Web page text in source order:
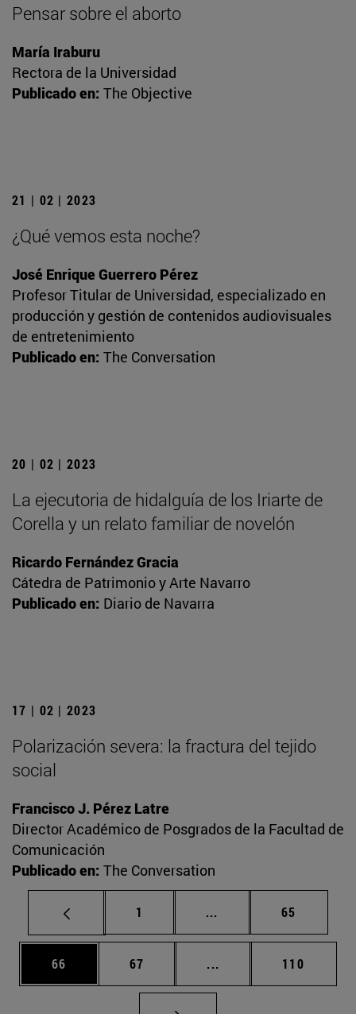
Pensar sobre el aborto
María Iraburu
Rectora de la Universidad
Publicado en: The Objective
21 | 02 | 2023
¿Qué vemos esta noche?
José Enrique Guerrero Pérez
Profesor Titular de Universidad, especializado en
producción y gestión de contenidos audiovisuales
de entretenimiento
Publicado en: The Conversation
20 | 02 | 2023
La ejecutoria de hidalguía de los Iriarte de
Corella y un relato familiar de novelón
Ricardo Fernández Gracia
Cátedra de Patrimonio y Arte Navarro
Publicado en: Diario de Navarra
17 | 02 | 2023
Polarización severa: la fractura del tejido
social
Francisco J. Pérez Latre
Director Académico de Posgrados de la Facultad de
Comunicación
Publicado en: The Conversation
Página
1 ... Páginas intermedias
Página
65
Página
66 Página
67 ... Páginas intermedias
Página
110